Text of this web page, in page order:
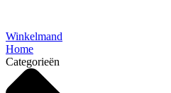
Winkelmand
Home
Categorieën